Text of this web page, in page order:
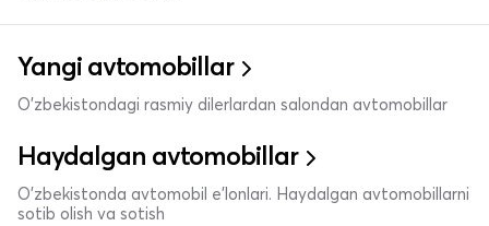
Yangi avtomobillar
O'zbekistondagi rasmiy dilerlardan salondan avtomobillar
Haydalgan avtomobillar
O'zbekistonda avtomobil e’lonlari. Haydalgan avtomobillarni
sotib olish va sotish